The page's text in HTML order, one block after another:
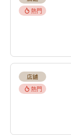
熱門
店舖
熱門